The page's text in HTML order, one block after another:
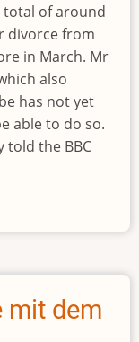
total of around
divorce from
in March. Mr
also
has not yet
able to do so.
told the BBC
mit dem